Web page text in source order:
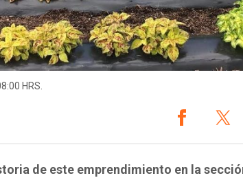
HRS.
de este emprendimiento en la